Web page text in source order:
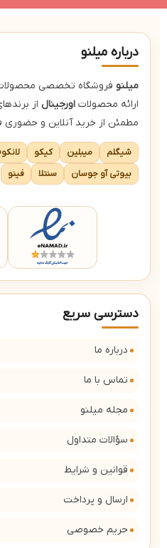
پارابن
درباره میلنو
میلنو فروشگاه تخصصی محصولات
ارائه محصولات اورجینال از
مطمئن از خرید آنلاین و حضوری
شیگلم میبلین کیکو
بیوتی آو جوسان
سنتلا فینو
دسترسی سریع
درباره ما
تماس با ما
مجله میلنو
سؤالات متداول
قوانین و شرایط
ارسال و پرداخت
حریم خصوصی